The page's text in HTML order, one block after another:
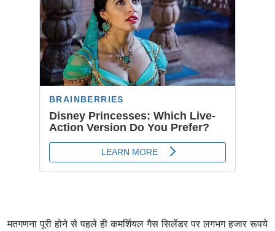
मतगणना पूरी होने से पहले ही कमर्शियल गैस सिलेंडर पर लगभग हजार रूपये